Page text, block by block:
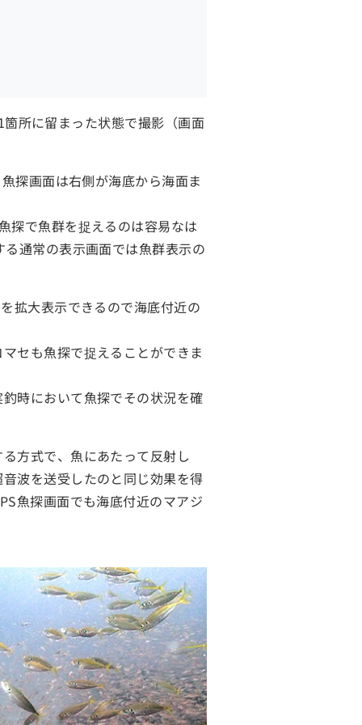
所に留まった状態で撮影（画面
探画面は右側が海底から海面ま
探で魚群を捉えるのは容易なは
通常の表示画面では魚群表示の
拡大表示できるので海底付近の
セも魚探で捉えることができま
時において魚探でその状況を確
方式で、魚にあたって反射し
波を送受したのと同じ効果を得
魚探画面でも海底付近のマアジ